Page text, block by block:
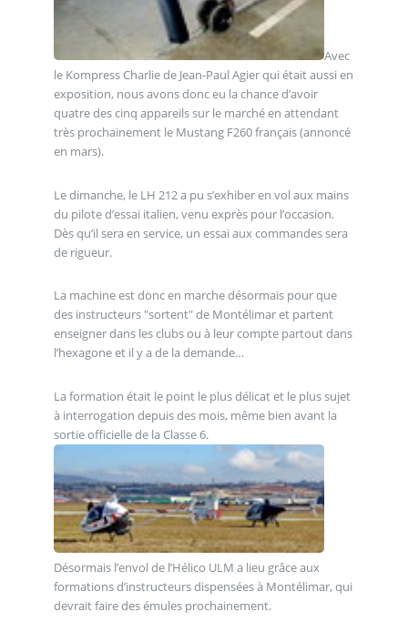
Avec
le Kompress Charlie de Jean-Paul Agier qui était aussi en
exposition, nous avons donc eu la chance d’avoir
quatre des cinq appareils sur le marché en attendant
très prochainement le Mustang F260 français (annoncé
en mars).
Le dimanche, le LH 212 a pu s’exhiber en vol aux mains
du pilote d’essai italien, venu exprès pour l’occasion.
Dès qu’il sera en service, un essai aux commandes sera
de rigueur.
La machine est donc en marche désormais pour que
des instructeurs "sortent" de Montélimar et partent
enseigner dans les clubs ou à leur compte partout dans
l’hexagone et il y a de la demande…
La formation était le point le plus délicat et le plus sujet
à interrogation depuis des mois, même bien avant la
sortie officielle de la Classe 6.
Désormais l’envol de l’Hélico ULM a lieu grâce aux
formations d’instructeurs dispensées à Montélimar, qui
devrait faire des émules prochainement.